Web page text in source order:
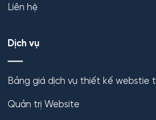
Liên hệ
Dịch vụ
Bảng giá dịch vụ thiết kế webstie
Quản trị Website